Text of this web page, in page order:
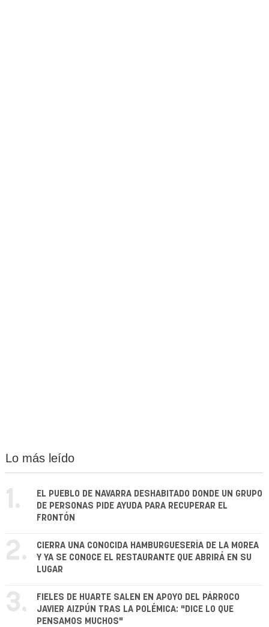
Lo más leído
1.
EL PUEBLO DE NAVARRA DESHABITADO DONDE UN GRUPO
DE PERSONAS PIDE AYUDA PARA RECUPERAR EL
FRONTÓN
2.
CIERRA UNA CONOCIDA HAMBURGUESERÍA DE LA MOREA
Y YA SE CONOCE EL RESTAURANTE QUE ABRIRÁ EN SU
LUGAR
3.
FIELES DE HUARTE SALEN EN APOYO DEL PÁRROCO
JAVIER AIZPÚN TRAS LA POLÉMICA: "DICE LO QUE
PENSAMOS MUCHOS"